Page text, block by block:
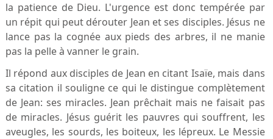
la patience de Dieu. L'urgence est donc tempérée par
un répit qui peut dérouter Jean et ses disciples. Jésus ne
lance pas la cognée aux pieds des arbres, il ne manie
pas la pelle à vanner le grain.
Il répond aux disciples de Jean en citant Isaïe, mais dans
sa citation il souligne ce qui le distingue complètement
de Jean: ses miracles. Jean prêchait mais ne faisait pas
de miracles. Jésus guérit les pauvres qui souffrent, les
aveugles, les sourds, les boiteux, les lépreux. Le Messie